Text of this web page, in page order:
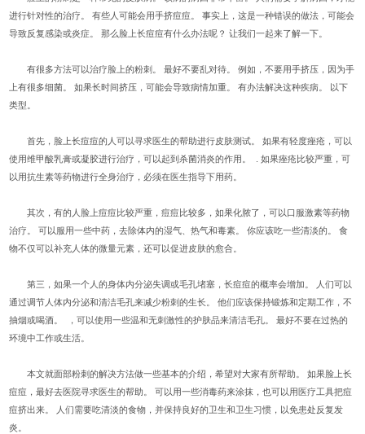
进行针对性的治疗。 有些人可能会用手挤痘痘。 事实上，这是一种错误的做法，可能会
导致反复感染或炎症。 那么脸上长痘痘有什么办法呢？ 让我们一起来了解一下。
有很多方法可以治疗脸上的粉刺。 最好不要乱对待。 例如，不要用手挤压，因为手
上有很多细菌。 如果长时间挤压，可能会导致病情加重。 有办法解决这种疾病。 以下
类型。
首先，脸上长痘痘的人可以寻求医生的帮助进行皮肤测试。 如果有轻度痤疮，可以
使用维甲酸乳膏或凝胶进行治疗，可以起到杀菌消炎的作用。 . 如果痤疮比较严重，可
以用抗生素等药物进行全身治疗，必须在医生指导下用药。
其次，有的人脸上痘痘比较严重，痘痘比较多，如果化脓了，可以口服激素等药物
治疗。 可以服用一些中药，去除体内的湿气、热气和毒素。 你应该吃一些清淡的。 食
物不仅可以补充人体的微量元素，还可以促进皮肤的愈合。
第三，如果一个人的身体内分泌失调或毛孔堵塞，长痘痘的概率会增加。 人们可以
通过调节人体内分泌和清洁毛孔来减少粉刺的生长。 他们应该保持锻炼和定期工作，不
抽烟或喝酒。 ，可以使用一些温和无刺激性的护肤品来清洁毛孔。 最好不要在过热的
环境中工作或生活。
本文就面部粉刺的解决方法做一些基本的介绍，希望对大家有所帮助。 如果脸上长
痘痘，最好去医院寻求医生的帮助。 可以用一些消毒药来涂抹，也可以用医疗工具把痘
痘挤出来。 人们需要吃清淡的食物，并保持良好的卫生和卫生习惯，以免患处反复发
炎。